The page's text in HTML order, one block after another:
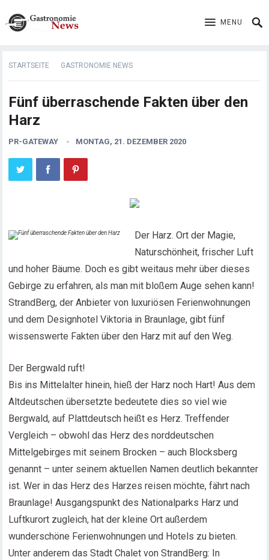
MENU
STARTSEITE GASTRONOMIE NEWS
Fünf überraschende Fakten über den
Harz
PR-GATEWAY MONTAG, 21. DEZEMBER 2020
Der Harz. Ort der Magie,
Naturschönheit, frischer Luft
und hoher Bäume. Doch es gibt weitaus mehr über dieses
Gebirge zu erfahren, als man mit bloßem Auge sehen kann!
StrandBerg, der Anbieter von luxuriösen Ferienwohnungen
und dem Designhotel Viktoria in Braunlage, gibt fünf
wissenswerte Fakten über den Harz mit auf den Weg.
Der Bergwald ruft!
Bis ins Mittelalter hinein, hieß der Harz noch Hart! Aus dem
Altdeutschen übersetzte bedeutete dies so viel wie
Bergwald, auf Plattdeutsch heißt es Herz. Treffender
Vergleich – obwohl das Herz des norddeutschen
Mittelgebirges mit seinem Brocken – auch Blocksberg
genannt – unter seinem aktuellen Namen deutlich bekannter
ist. Wer in das Herz des Harzes reisen möchte, fährt nach
Braunlage! Ausgangspunkt des Nationalparks Harz und
Luftkurort zugleich, hat der kleine Ort außerdem
wunderschöne Ferienwohnungen und Hotels zu bieten.
Unter anderem das Stadt Chalet von StrandBerg: In